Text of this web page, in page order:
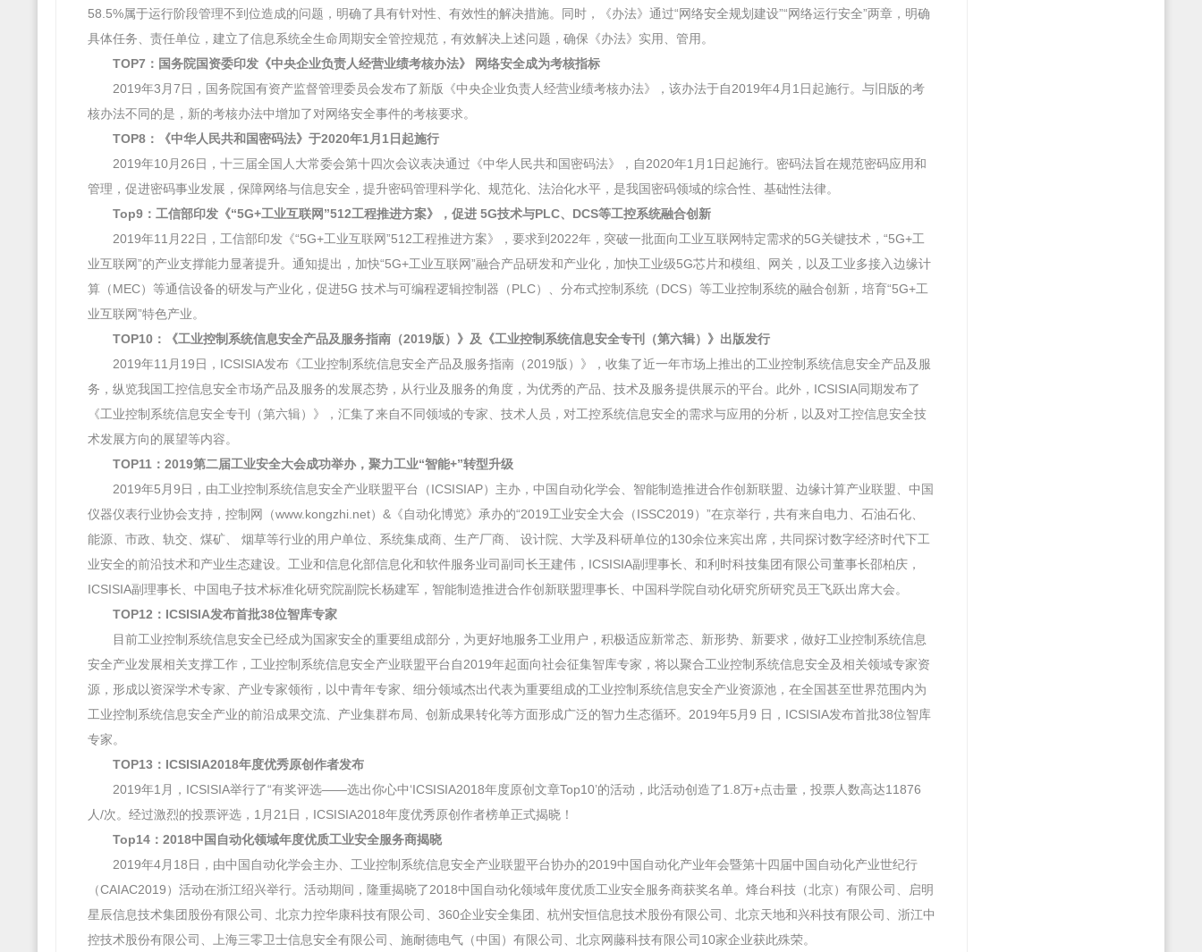
58.5%属于运行阶段管理不到位造成的问题，明确了具有针对性、有效性的解决措施。同时，《办法》通过“网络安全规划建设”“网络运行安全”两章，明确
具体任务、责任单位，建立了信息系统全生命周期安全管控规范，有效解决上述问题，确保《办法》实用、管用。
TOP7：国务院国资委印发《中央企业负责人经营业绩考核办法》 网络安全成为考核指标
2019年3月7日，国务院国有资产监督管理委员会发布了新版《中央企业负责人经营业绩考核办法》，该办法于自2019年4月1日起施行。与旧版的考
核办法不同的是，新的考核办法中增加了对网络安全事件的考核要求。
TOP8：《中华人民共和国密码法》于2020年1月1日起施行
2019年10月26日，十三届全国人大常委会第十四次会议表决通过《中华人民共和国密码法》，自2020年1月1日起施行。密码法旨在规范密码应用和
管理，促进密码事业发展，保障网络与信息安全，提升密码管理科学化、规范化、法治化水平，是我国密码领域的综合性、基础性法律。
Top9：工信部印发《“5G+工业互联网”512工程推进方案》，促进 5G技术与PLC、DCS等工控系统融合创新
2019年11月22日，工信部印发《“5G+工业互联网”512工程推进方案》，要求到2022年，突破一批面向工业互联网特定需求的5G关键技术，“5G+工
业互联网”的产业支撑能力显著提升。通知提出，加快“5G+工业互联网”融合产品研发和产业化，加快工业级5G芯片和模组、网关，以及工业多接入边缘计
算（MEC）等通信设备的研发与产业化，促进5G 技术与可编程逻辑控制器（PLC）、分布式控制系统（DCS）等工业控制系统的融合创新，培育“5G+工
业互联网”特色产业。
TOP10：《工业控制系统信息安全产品及服务指南（2019版）》及《工业控制系统信息安全专刊（第六辑）》出版发行
2019年11月19日，ICSISIA发布《工业控制系统信息安全产品及服务指南（2019版）》，收集了近一年市场上推出的工业控制系统信息安全产品及服
务，纵览我国工控信息安全市场产品及服务的发展态势，从行业及服务的角度，为优秀的产品、技术及服务提供展示的平台。此外，ICSISIA同期发布了
《工业控制系统信息安全专刊（第六辑）》，汇集了来自不同领域的专家、技术人员，对工控系统信息安全的需求与应用的分析，以及对工控信息安全技
术发展方向的展望等内容。
TOP11：2019第二届工业安全大会成功举办，聚力工业“智能+”转型升级
2019年5月9日，由工业控制系统信息安全产业联盟平台（ICSISIAP）主办，中国自动化学会、智能制造推进合作创新联盟、边缘计算产业联盟、中国
仪器仪表行业协会支持，控制网（www.kongzhi.net）&《自动化博览》承办的“2019工业安全大会（ISSC2019）”在京举行，共有来自电力、石油石化、
能源、市政、轨交、煤矿、 烟草等行业的用户单位、系统集成商、生产厂商、 设计院、大学及科研单位的130余位来宾出席，共同探讨数字经济时代下工
业安全的前沿技术和产业生态建设。工业和信息化部信息化和软件服务业司副司长王建伟，ICSISIA副理事长、和利时科技集团有限公司董事长邵柏庆，
ICSISIA副理事长、中国电子技术标准化研究院副院长杨建军，智能制造推进合作创新联盟理事长、中国科学院自动化研究所研究员王飞跃出席大会。
TOP12：ICSISIA发布首批38位智库专家
目前工业控制系统信息安全已经成为国家安全的重要组成部分，为更好地服务工业用户，积极适应新常态、新形势、新要求，做好工业控制系统信息
安全产业发展相关支撑工作，工业控制系统信息安全产业联盟平台自2019年起面向社会征集智库专家，将以聚合工业控制系统信息安全及相关领域专家资
源，形成以资深学术专家、产业专家领衔，以中青年专家、细分领域杰出代表为重要组成的工业控制系统信息安全产业资源池，在全国甚至世界范围内为
工业控制系统信息安全产业的前沿成果交流、产业集群布局、创新成果转化等方面形成广泛的智力生态循环。2019年5月9 日，ICSISIA发布首批38位智库
专家。
TOP13：ICSISIA2018年度优秀原创作者发布
2019年1月，ICSISIA举行了“有奖评选——选出你心中‘ICSISIA2018年度原创文章Top10’的活动，此活动创造了1.8万+点击量，投票人数高达11876
人/次。经过激烈的投票评选，1月21日，ICSISIA2018年度优秀原创作者榜单正式揭晓！
Top14：2018中国自动化领域年度优质工业安全服务商揭晓
2019年4月18日，由中国自动化学会主办、工业控制系统信息安全产业联盟平台协办的2019中国自动化产业年会暨第十四届中国自动化产业世纪行
（CAIAC2019）活动在浙江绍兴举行。活动期间，隆重揭晓了2018中国自动化领域年度优质工业安全服务商获奖名单。烽台科技（北京）有限公司、启明
星辰信息技术集团股份有限公司、北京力控华康科技有限公司、360企业安全集团、杭州安恒信息技术股份有限公司、北京天地和兴科技有限公司、浙江中
控技术股份有限公司、上海三零卫士信息安全有限公司、施耐德电气（中国）有限公司、北京网藤科技有限公司10家企业获此殊荣。